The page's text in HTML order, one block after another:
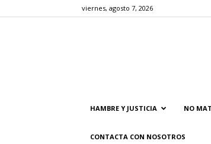
viernes, agosto 7, 2026
HAMBRE Y JUSTICIA NO
CONTACTA CON NOSOTROS